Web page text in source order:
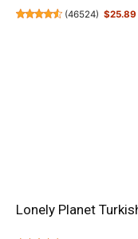
(46524) $25.89
Lonely Planet